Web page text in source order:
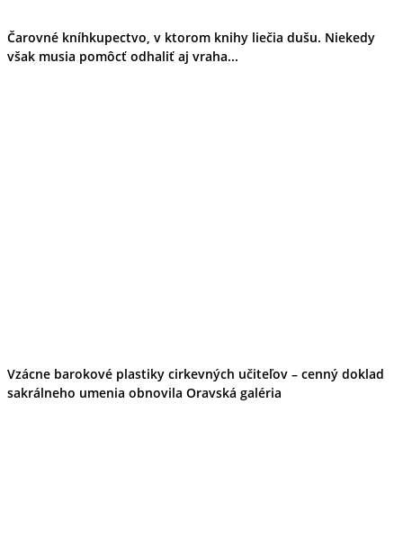
Čarovné kníhkupectvo, v ktorom knihy liečia dušu. Niekedy
však musia pomôcť odhaliť aj vraha...
Vzácne barokové plastiky cirkevných učiteľov – cenný doklad
sakrálneho umenia obnovila Oravská galéria